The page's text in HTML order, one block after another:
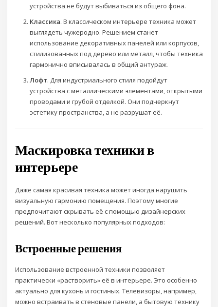
устройства не будут выбиваться из общего фона.
Классика. В классическом интерьере техника может
выглядеть чужеродно. Решением станет
использование декоративных панелей или корпусов,
стилизованных под дерево или металл, чтобы техника
гармонично вписывалась в общий антураж.
Лофт. Для индустриального стиля подойдут
устройства с металлическими элементами, открытыми
проводами и грубой отделкой. Они подчеркнут
эстетику пространства, а не разрушат её.
Маскировка техники в
интерьере
Даже самая красивая техника может иногда нарушить
визуальную гармонию помещения. Поэтому многие
предпочитают скрывать её с помощью дизайнерских
решений. Вот несколько популярных подходов:
Встроенные решения
Использование встроенной техники позволяет
практически «растворить» её в интерьере. Это особенно
актуально для кухонь и гостиных. Телевизоры, например,
можно встраивать в стеновые панели, а бытовую технику